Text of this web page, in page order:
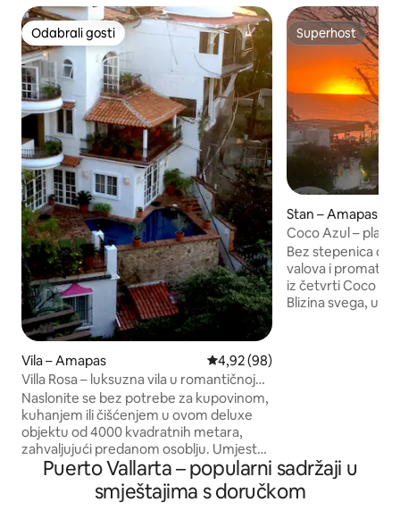
Odabrali gosti
Odabrali gosti
Vila – Amapas Prosječna ocjena: 4,92/5,
4,92 (98)
Villa Rosa – luksuzna vila u romantičnoj
zoni sa sobaricom i kuharom
Naslonite se bez potrebe za kupovinom,
kuhanjem ili čišćenjem u ovom deluxe
objektu od 4000 kvadratnih metara,
zahvaljujući predanom osoblju. Umjesto
toga, uživajte u spektakularnom pogledu
na zaljev Banderas, kupajte se u jacuzziju
u mramornoj kupaonici i plivajte u
Superhost
Superhost
Stan – Amapas
Coco Azul –
Bez stepenica do
valova i
iz četvrti Coco
Blizina svega,
zaslona s sofom
dnevni boravak.
Puerto Vallarta – popularni sadržaji u
smještajima s doručkom